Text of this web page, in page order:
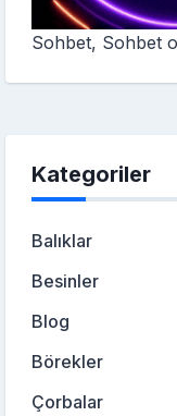
Sohbet, Sohbet
Kategoriler
Balıklar
Besinler
Blog
Börekler
Çorbalar